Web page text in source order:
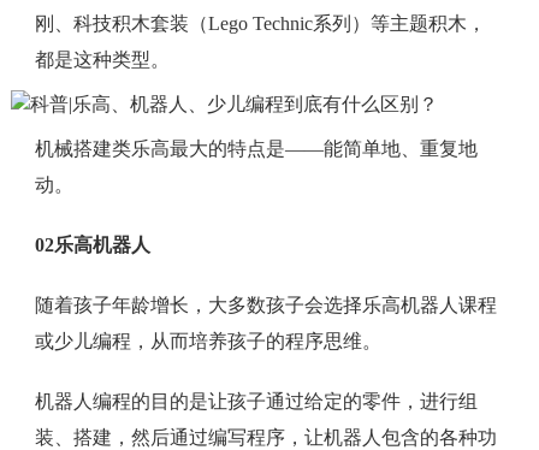
刚、科技积木套装（Lego Technic系列）等主题积木，
都是这种类型。
机械搭建类乐高最大的特点是——能简单地、重复地
动。
02乐高机器人
随着孩子年龄增长，大多数孩子会选择乐高机器人课程
或少儿编程，从而培养孩子的程序思维。
机器人编程的目的是让孩子通过给定的零件，进行组
装、搭建，然后通过编写程序，让机器人包含的各种功